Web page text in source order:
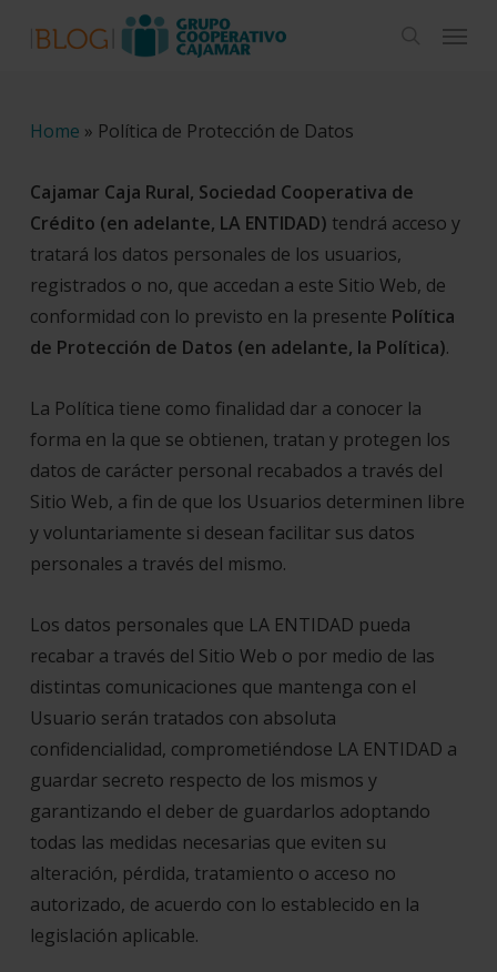
search
Menu
Home » Política de Protección de Datos
Cajamar Caja Rural, Sociedad Cooperativa de
Crédito (en adelante, LA ENTIDAD) tendrá acceso y
tratará los datos personales de los usuarios,
registrados o no, que accedan a este Sitio Web, de
conformidad con lo previsto en la presente Política
de Protección de Datos (en adelante, la Política).
La Política tiene como finalidad dar a conocer la
forma en la que se obtienen, tratan y protegen los
datos de carácter personal recabados a través del
Sitio Web, a fin de que los Usuarios determinen libre
y voluntariamente si desean facilitar sus datos
personales a través del mismo.
Los datos personales que LA ENTIDAD pueda
recabar a través del Sitio Web o por medio de las
distintas comunicaciones que mantenga con el
Usuario serán tratados con absoluta
confidencialidad, comprometiéndose LA ENTIDAD a
guardar secreto respecto de los mismos y
garantizando el deber de guardarlos adoptando
todas las medidas necesarias que eviten su
alteración, pérdida, tratamiento o acceso no
autorizado, de acuerdo con lo establecido en la
legislación aplicable.